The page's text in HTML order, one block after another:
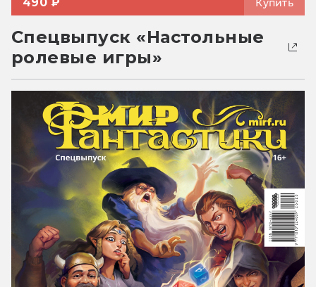
Спецвыпуск «Настольные
ролевые игры»